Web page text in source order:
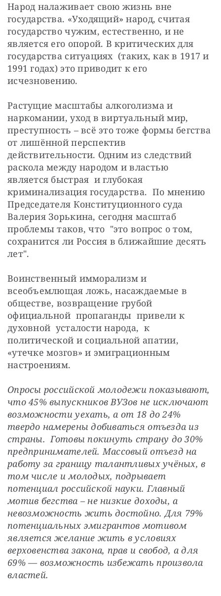
Народ налаживает свою жизнь вне
государства. «Уходящий» народ, считая
государство чужим, естественно, и не
является его опорой. В критических для
государства ситуациях  (таких, как в 1917 и
1991 годах) это приводит к его
исчезновению.
Растущие масштабы алкоголизма и
наркомании, уход в виртуальный мир,
преступность – всё это тоже формы бегства
от лишённой перспектив
действительности. Одним из следствий
раскола между народом и властью
является быстрая  и глубокая
криминализация государства.  По мнению
Председателя Конституционного суда
Валерия Зорькина, сегодня масштаб
проблемы таков, что  "это вопрос о том,
сохранится ли Россия в ближайшие десять
лет".
Воинственный имморализм и
всеобъемлющая ложь, насаждаемые в
обществе, возвращение грубой
официальной  пропаганды  привели к
духовной  усталости народа,  к
политической и социальной апатии,
«утечке мозгов» и эмиграционным
настроениям.
Опросы российской молодежи показывают,
что 45% выпускников ВУЗов не исключают
возможности уехать, а от 18 до 24%
твердо намерены добиваться отъезда из
страны.  Готовы покинуть страну до 30%
предпринимателей. Массовый отъезд на
работу за границу талантливых учёных, в
том числе и молодых, подрывает
потенциал российской науки. Главный
мотив бегства – не низкие доходы, а
невозможность жить достойно. Для 79%
потенциальных эмигрантов мотивом
является желание жить в условиях
верховенства закона, прав и свобод, а для
69% — возможность избежать произвола
властей.